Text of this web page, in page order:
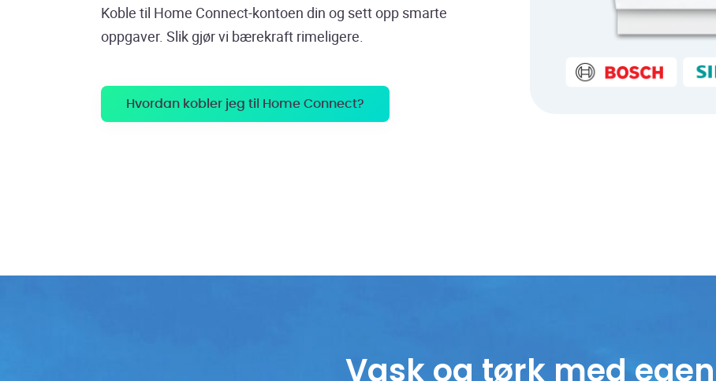
Koble til Home Connect-kontoen din og sett opp smarte
oppgaver. Slik gjør vi bærekraft rimeligere.
Hvordan kobler jeg til Home Connect?
Vask og tørk med egen